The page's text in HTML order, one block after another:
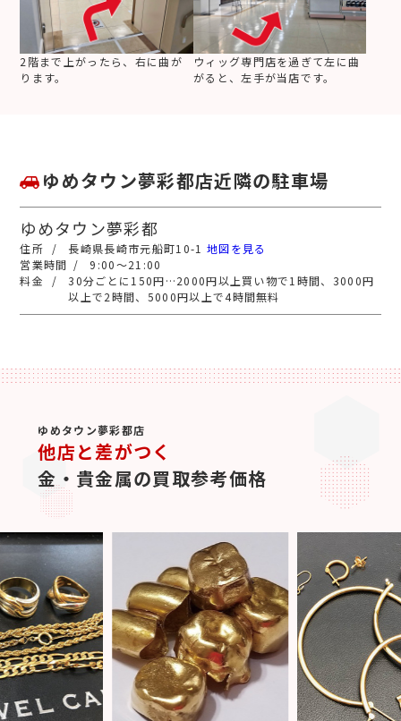
2階まで上がったら、右に曲が
ります。
ウィッグ専門店を過ぎて左に曲
がると、左手が当店です。
ゆめタウン夢彩都店近隣の駐車場
ゆめタウン夢彩都
長崎県長崎市元船町10-1 地図を見る
9:00～21:00
30分ごとに150円…2000円以上買い物で1時間、3000円
以上で2時間、5000円以上で4時間無料
ゆめタウン夢彩都店
他店と差がつく
金・貴金属の買取参考価格